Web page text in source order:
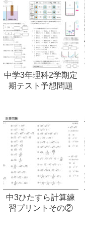
中学3年理科2学期定
期テスト予想問題
中3ひたすら計算練
習プリントその②